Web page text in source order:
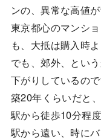
ンの、異常な高値
東京都心のマンシ
も、大抵は購入時
でも、郊外、とい
下がりしているので
築20年くらいだと
駅から徒歩10分程
駅から遠い、時に